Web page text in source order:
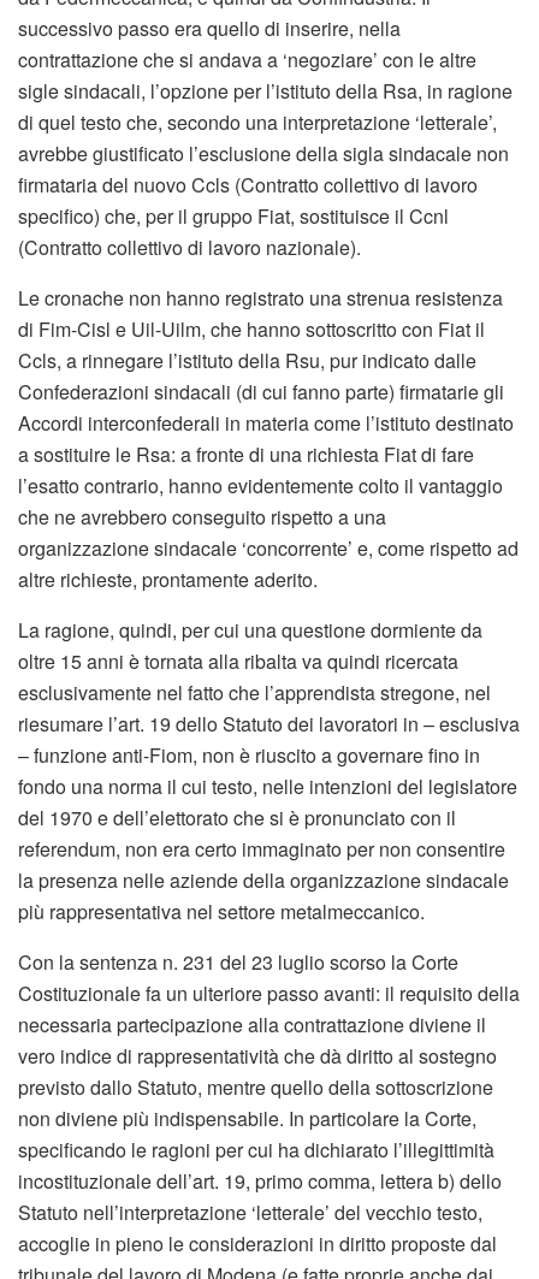
successivo passo era quello di inserire, nella
contrattazione che si andava a ‘negoziare’ con le altre
sigle sindacali, l’opzione per l’istituto della Rsa, in ragione
di quel testo che, secondo una interpretazione ‘letterale’,
avrebbe giustificato l’esclusione della sigla sindacale non
firmataria del nuovo Ccls (Contratto collettivo di lavoro
specifico) che, per il gruppo Fiat, sostituisce il Ccnl
(Contratto collettivo di lavoro nazionale).
Le cronache non hanno registrato una strenua resistenza
di Fim-Cisl e Uil-Uilm, che hanno sottoscritto con Fiat il
Ccls, a rinnegare l’istituto della Rsu, pur indicato dalle
Confederazioni sindacali (di cui fanno parte) firmatarie gli
Accordi interconfederali in materia come l’istituto destinato
a sostituire le Rsa: a fronte di una richiesta Fiat di fare
l’esatto contrario, hanno evidentemente colto il vantaggio
che ne avrebbero conseguito rispetto a una
organizzazione sindacale ‘concorrente’ e, come rispetto ad
altre richieste, prontamente aderito.
La ragione, quindi, per cui una questione dormiente da
oltre 15 anni è tornata alla ribalta va quindi ricercata
esclusivamente nel fatto che l’apprendista stregone, nel
riesumare l’art. 19 dello Statuto dei lavoratori in – esclusiva
– funzione anti-Fiom, non è riuscito a governare fino in
fondo una norma il cui testo, nelle intenzioni del legislatore
del 1970 e dell’elettorato che si è pronunciato con il
referendum, non era certo immaginato per non consentire
la presenza nelle aziende della organizzazione sindacale
più rappresentativa nel settore metalmeccanico.
Con la sentenza n. 231 del 23 luglio scorso la Corte
Costituzionale fa un ulteriore passo avanti: il requisito della
necessaria partecipazione alla contrattazione diviene il
vero indice di rappresentatività che dà diritto al sostegno
previsto dallo Statuto, mentre quello della sottoscrizione
non diviene più indispensabile. In particolare la Corte,
specificando le ragioni per cui ha dichiarato l’illegittimità
incostituzionale dell’art. 19, primo comma, lettera b) dello
Statuto nell’interpretazione ‘letterale’ del vecchio testo,
accoglie in pieno le considerazioni in diritto proposte dal